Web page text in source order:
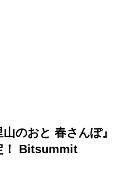
のおと 春さんぽ』
！ Bitsummit